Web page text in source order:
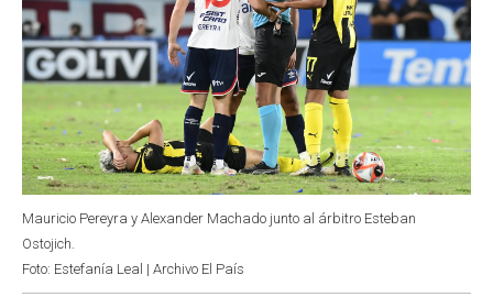
Mauricio Pereyra y Alexander Machado junto al árbitro Esteban
Ostojich.
Foto: Estefanía Leal | Archivo El País